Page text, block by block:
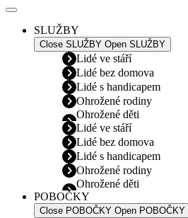
SLUŽBY
Close SLUŽBY Open SLUŽBY
Lidé ve stáří
Lidé bez domova
Lidé s handicapem
Ohrožené rodiny
Ohrožené děti
Lidé ve stáří
Lidé bez domova
Lidé s handicapem
Ohrožené rodiny
Ohrožené děti
POBOČKY
Close POBOČKY Open POBOČKY